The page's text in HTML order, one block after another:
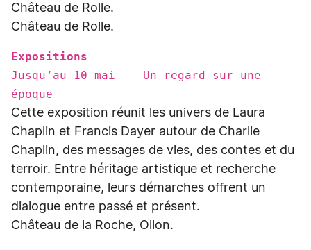
Château de Rolle.
Château de Rolle.
Expositions
Jusqu’au 10 mai - Un regard sur une
époque
Cette exposition réunit les univers de Laura
Chaplin et Francis Dayer autour de Charlie
Chaplin, des messages de vies, des contes et du
terroir. Entre héritage artistique et recherche
contemporaine, leurs démarches offrent un
dialogue entre passé et présent.
Château de la Roche, Ollon.